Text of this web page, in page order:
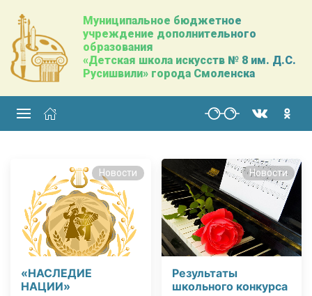
Муниципальное бюджетное
учреждение дополнительного
образования
«Детская школа искусств № 8 им. Д.С.
Русишвили» города Смоленска
Новости
«НАСЛЕДИЕ
НАЦИИ»
Новости
Результаты
школьного конкурса